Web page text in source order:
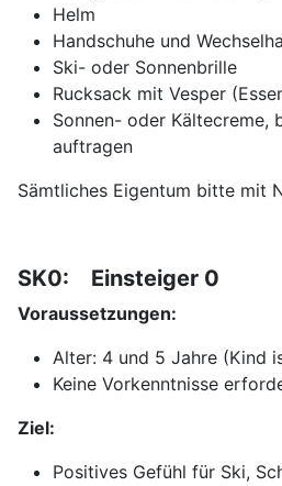
Helm
Handschuhe und
Ski- oder Sonnenbrille
Rucksack mit Vesper
Sonnen- oder Kältecreme,
auftragen
Sämtliches Eigentum bitte mit
SK0: Einsteiger 0
Voraussetzungen:
Alter: 4 und 5 Jahre (Kind
Keine Vorkenntnisse
Ziel:
Positives Gefühl für Ski,